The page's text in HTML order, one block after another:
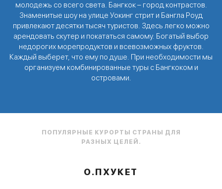
молодежь со всего света. Бангкок – город контрастов.
Знаменитые шоу на улице Уокинг стрит и Бангла Роуд
привлекают десятки тысяч туристов. Здесь легко можно
арендовать скутер и покататься самому. Богатый выбор
недорогих морепродуктов и всевозможных фруктов.
Каждый выберет, что ему по душе. При необходимости мы
организуем комбинированные туры с Бангкоком и
островами.
ПОПУЛЯРНЫЕ КУРОРТЫ СТРАНЫ ДЛЯ
РАЗНЫХ ЦЕЛЕЙ.
О.ПХУКЕТ